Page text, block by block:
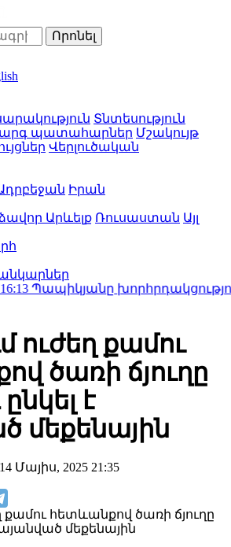
Տնտեսություն
պատահարներ Մշակույթ
Վերլուծական
Իրան
Արևելք Ռուսաստան Այլ
Պապիկյանը խորհրդակցություն
ուժեղ քամու
ծառի ճյուղը
է
մեքենային
14 Մայիս, 2025 21:35